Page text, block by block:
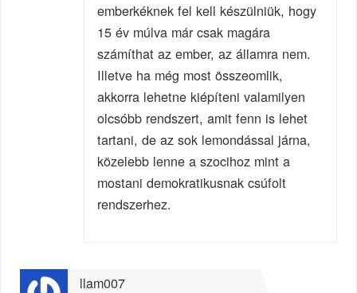
emberkéknek fel kell készülniük, hogy
15 év múlva már csak magára
számíthat az ember, az államra nem.
Illetve ha még most összeomlik,
akkorra lehetne kiépíteni valamilyen
olcsóbb rendszert, amit fenn is lehet
tartani, de az sok lemondással járna,
közelebb lenne a szocihoz mint a
mostani demokratikusnak csúfolt
rendszerhez.
llam007